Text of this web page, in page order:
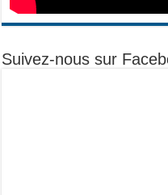
Suivez-nous sur